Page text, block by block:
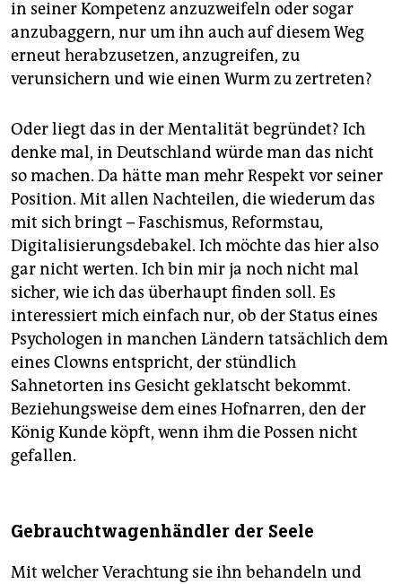
in seiner Kompetenz anzuzweifeln oder sogar
anzubaggern, nur um ihn auch auf diesem Weg
erneut herabzusetzen, anzugreifen, zu
verunsichern und wie einen Wurm zu zertreten?
Oder liegt das in der Mentalität begründet? Ich
denke mal, in Deutschland würde man das nicht
so machen. Da hätte man mehr Respekt vor seiner
Position. Mit allen Nachteilen, die wiederum das
mit sich bringt – Faschismus, Reformstau,
Digitalisierungsdebakel. Ich möchte das hier also
gar nicht werten. Ich bin mir ja noch nicht mal
sicher, wie ich das überhaupt finden soll. Es
interessiert mich einfach nur, ob der Status eines
Psychologen in manchen Ländern tatsächlich dem
eines Clowns entspricht, der stündlich
Sahnetorten ins Gesicht geklatscht bekommt.
Beziehungsweise dem eines Hofnarren, den der
König Kunde köpft, wenn ihm die Possen nicht
gefallen.
Gebrauchtwagenhändler der Seele
Mit welcher Verachtung sie ihn behandeln und